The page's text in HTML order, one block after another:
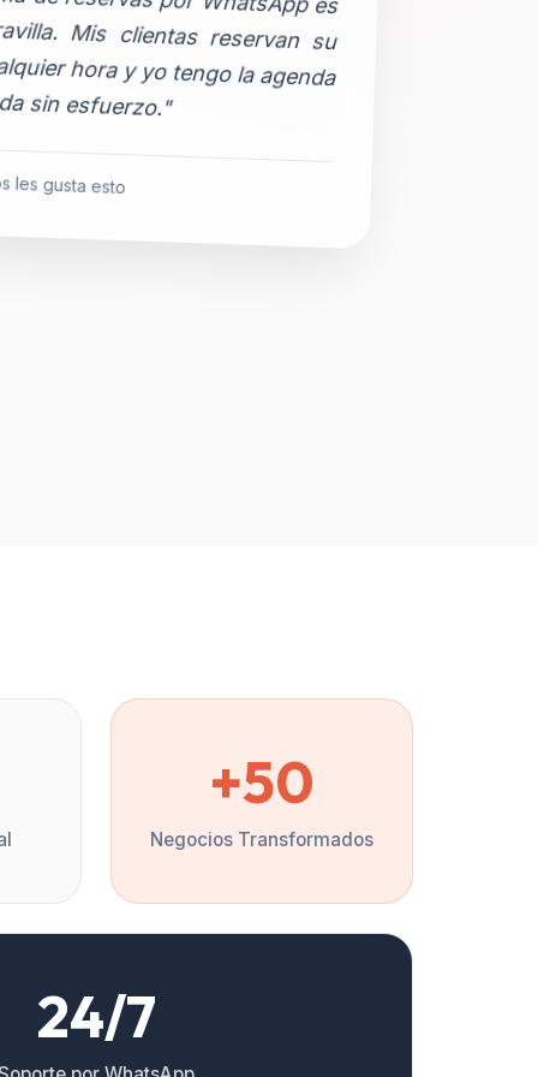
sin esfuerzo."
les gusta esto
+50
Negocios Transformados
24/7